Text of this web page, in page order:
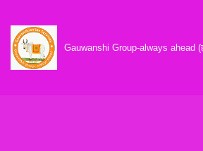
Skip
to
content
Gauwanshi Group-always ahead